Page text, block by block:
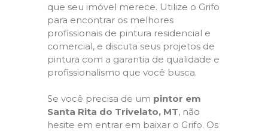
que seu imóvel merece. Utilize o Grifo
para encontrar os melhores
profissionais de pintura residencial e
comercial, e discuta seus projetos de
pintura com a garantia de qualidade e
profissionalismo que você busca.
Se você precisa de um pintor em
Santa Rita do Trivelato, MT, não
hesite em entrar em baixar o Grifo. Os